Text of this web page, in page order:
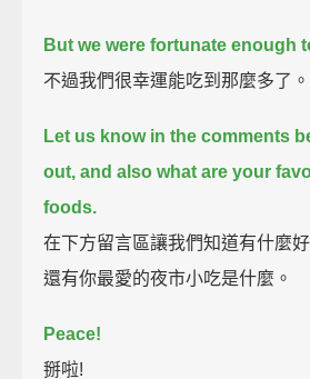
But we were fortunate enough
不過我們很幸運能吃到那麼多了。
Let us know in the comments
out, and also what are your
foods.
在下方留言區讓我們知道有什麼
還有你最愛的夜市小吃是什麼。
Peace!
掰啦!